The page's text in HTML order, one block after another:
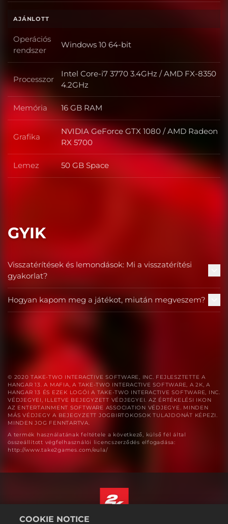
AJÁNLOTT
Operációs
rendszer
Operációs rendszer
Windows 10 64-bit
Processzor Processzor
Intel Core-i7 3770 3.4GHz / AMD FX-8350
4.2GHz
Memória Memória
16 GB RAM
Grafika Grafika
NVIDIA GeForce GTX 1080 / AMD Radeon
RX 5700
Lemez Lemez
50 GB Space
GYIK
Visszatérítések és lemondások: Mi a visszatérítési
gyakorlat?
Hogyan kapom meg a játékot, miután megveszem?
© 2020 TAKE-TWO INTERACTIVE SOFTWARE, INC. FEJLESZTETTE A
HANGAR 13. A MAFIA, A TAKE-TWO INTERACTIVE SOFTWARE, A 2K, A
HANGAR 13 ÉS EZEK LOGÓI A TAKE-TWO INTERACTIVE SOFTWARE, INC.
VÉDJEGYEI, ILLETVE BEJEGYZETT VÉDJEGYEI. AZ ÉRTÉKELÉSI IKON
AZ ENTERTAINMENT SOFTWARE ASSOCIATION VÉDJEGYE. MINDEN
MÁS VÉDJEGY A BEJEGYZETT JOGBIRTOKOSOK TULAJDONÁT KÉPEZI.
MINDEN JOG FENNTARTVA.
A termék használatának feltétele a következő, külső fél által
összeállított végfelhasználói licencszerződés elfogadása:
http://www.take2games.com/eula/
COOKIE NOTICE